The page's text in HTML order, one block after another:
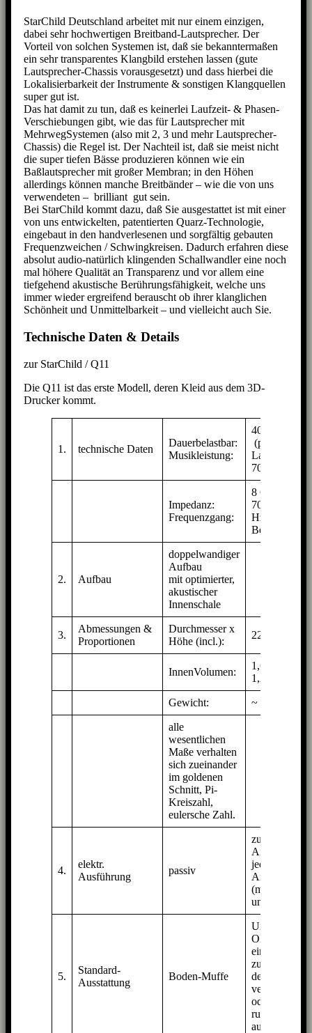
StarChild Deutschland arbeitet mit nur einem einzigen,
dabei sehr hochwertigen Breitband-Lautsprecher. Der
Vorteil von solchen Systemen ist, daß sie bekanntermaßen
ein sehr transparentes Klangbild erstehen lassen (gute
Lautsprecher-Chassis vorausgesetzt) und dass hierbei die
Lokalisierbarkeit der Instrumente & sonstigen Klangquellen
super gut ist.
Das hat damit zu tun, daß es keinerlei Laufzeit- & Phasen-
Verschiebungen gibt, wie das für Lautsprecher mit
MehrwegSystemen (also mit 2, 3 und mehr Lautsprecher-
Chassis) die Regel ist. Der Nachteil ist, daß sie meist nicht
die super tiefen Bässe produzieren können wie ein
Baßlautsprecher mit großer Membran; in den Höhen
allerdings können manche Breitbänder – wie die von uns
verwendeten – brilliant gut sein.
Bei StarChild kommt dazu, daß Sie ausgestattet ist mit einer
von uns entwickelten, patentierten Quarz-Technologie,
eingebaut in den handverlesenen und sorgfältig gebauten
Frequenzweichen / Schwingkreisen. Dadurch erfahren diese
absolut audio-natürlich klingenden Schallwandler eine noch
mal höhere Qualität an Transparenz und vor allem eine
tiefgehend akustische Berührungsfähigkeit, welche uns
immer wieder ergreifend berauscht ob ihrer klanglichen
Schönheit und Unmittelbarkeit – und vielleicht auch Sie.
Technische Daten & Details
zur StarChild / Q11
Die Q11 ist das erste Modell, deren Kleid aus dem 3D-
Drucker kommt.
1. technische Daten
Dauerbelastbar:
Musikleistung:
40 Watt RMS
(pro
Lautsprecher)
70 Watt
Impedanz:
Frequenzgang:
8 Ohm
70 – 17000
Hz (im Solo-
Betrieb)
2. Aufbau
doppelwandiger
Aufbau
mit optimierter,
akustischer
Innenschale
3.
Abmessungen &
Proportionen
Durchmesser x
Höhe (incl.):
22 x 50 cm
InnenVolumen:
1,6 lit brutto /
1,2 lit netto
Gewicht: ~ 2,1 kg
alle
wesentlichen
Maße verhalten
sich zueinander
im goldenen
Schnitt, Pi-
Kreiszahl,
eulersche Zahl.
4.
elektr.
Ausführung
passiv
zum
Anschluß an
jede Stereo-
Anlage
(mehr weiter
unter)
5.
Standard-
Ausstattung
Boden-Muffe
Um die
OMni’s auf
einen Ständer
zu stellen, an
der Wand zu
verschrauben,
oder verkehrt
rum
aufzuhängen.